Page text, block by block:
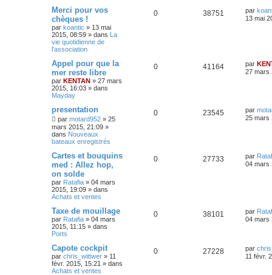
Merci pour vos
chèques !
par koantic » 13 mai
2015, 08:59 » dans La
vie quotidienne de
l'association
0 38751 par
13 mai
Appel pour que la
mer reste libre
par KENTAN » 27 mars
2015, 16:03 » dans
Mayday
0 41164 par
27 mars
presentation
par motard952 » 25
mars 2015, 21:09 »
dans Nouveaux
bateaux enregistrés
0 23545 par
25 mars
Cartes et bouquins
med : Allez hop,
on solde
par Ratafia » 04 mars
2015, 19:09 » dans
Achats et ventes
0 27733 par
04 mars
Taxe de mouillage
par Ratafia » 04 mars
2015, 11:15 » dans
Ports
0 38101 par
04 mars
Capote cockpit
par chris_wittwer » 11
févr. 2015, 15:21 » dans
Achats et ventes
0 27228 par
11 févr.